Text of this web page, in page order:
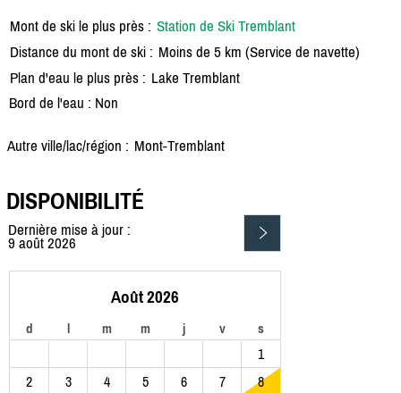
Mont de ski le plus près : Station de Ski Tremblant
Distance du mont de ski : Moins de 5 km (Service de navette)
Plan d'eau le plus près : Lake Tremblant
Bord de l'eau : Non
Autre ville/lac/région : Mont-Tremblant
DISPONIBILITÉ
Dernière mise à jour :
9 août 2026
Août 2026
d l m m j v s
1
2
3 4 5 6 7
8